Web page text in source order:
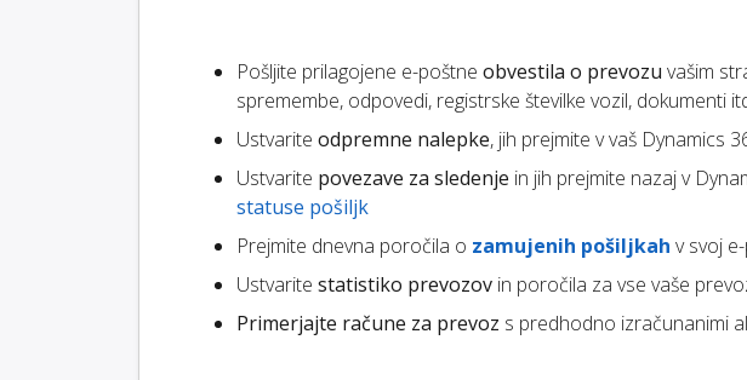
Pošljite prilagojene e-poštne obvestila o prevozu vašim
spremembe, odpovedi, registrske številke vozil, dokumenti
Ustvarite odpremne nalepke, jih prejmite v vaš Dynamics
Ustvarite povezave za sledenje in jih prejmite nazaj v
statuse pošiljk
Prejmite dnevna poročila o zamujenih pošiljkah v svoj
Ustvarite statistiko prevozov in poročila za vse vaše
Primerjajte račune za prevoz s predhodno izračunanimi